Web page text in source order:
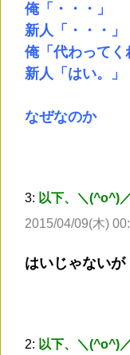
俺「・・・」
新人「・・・」
俺「代わってく
新人「はい。」
なぜなのか
3: 以下、＼(^o^)
2015/04/09(木)
はいじゃないが
2: 以下、＼(^o^)